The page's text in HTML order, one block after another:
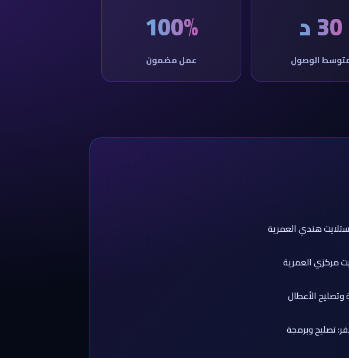
30 د
الوصول
100%
عمل مضمون
هندي العمرية
مركزي العمرية
وتصليح الأعطال
تصليح وبرمجة